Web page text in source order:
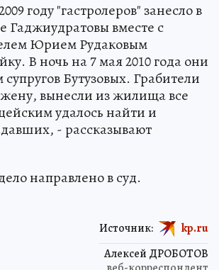
году "гастролеров" занесло в
Гаджиудратовы вместе с
Юрием Рудаковым
В ночь на 7 мая 2010 года они
Бутузовых. Грабители
вынесли из жилища все
удалось найти и
- рассказывают
направлено в суд.
Алексей ДРОБОТОВ
Источник: kp.ru